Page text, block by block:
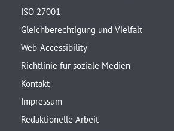
ISO 27001
Gleichberechtigung und Vielfalt
Web-Accessibility
Richtlinie für soziale Medien
Kontakt
Impressum
Redaktionelle Arbeit